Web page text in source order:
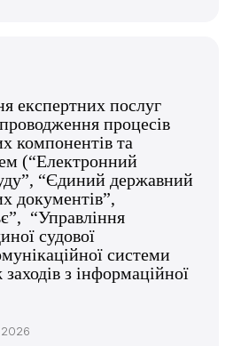
експертних послуг
процесів
компонентів та
(“Електронний
“Єдиний державний
документів”,
“Управління
судової
системи
з інформаційної